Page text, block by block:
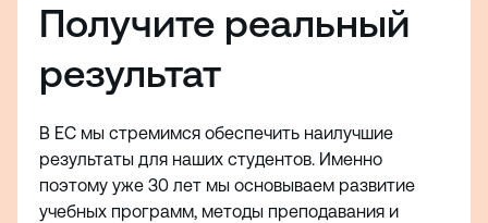
Получите реальный
результат
В EC мы стремимся обеспечить наилучшие
результаты для наших студентов. Именно
поэтому уже 30 лет мы основываем развитие
учебных программ, методы преподавания и